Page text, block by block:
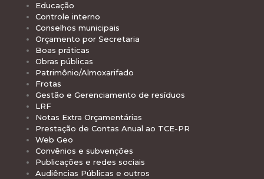
Educação
Controle interno
Conselhos municipais
Orçamento por Secretaria
Boas práticas
Obras públicas
Patrimônio/Almoxarifado
Frotas
Gestão e Gerenciamento de resíduos
LRF
Notas Extra Orçamentárias
Prestação de Contas Anual ao TCE-PR
Web Geo
Convênios e subvenções
Publicações e redes sociais
Audiências Públicas e outros